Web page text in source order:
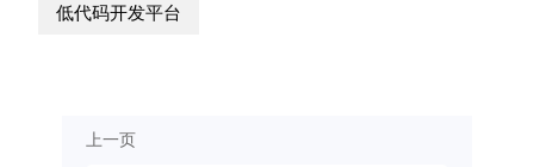
低代码开发平台
上一页